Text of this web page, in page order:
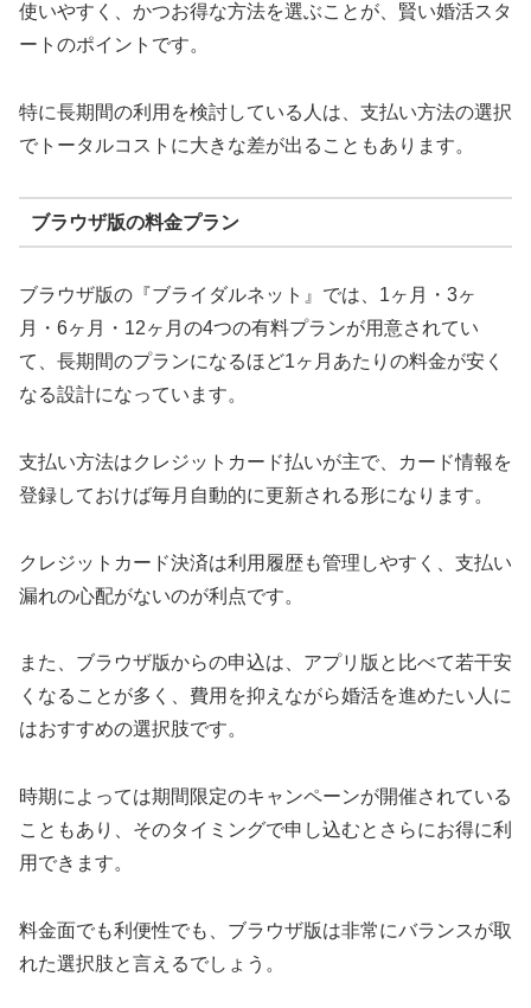
使いやすく、かつお得な方法を選ぶことが、賢い婚活スタ
ートのポイントです。
特に長期間の利用を検討している人は、支払い方法の選択
でトータルコストに大きな差が出ることもあります。
ブラウザ版の料金プラン
ブラウザ版の『ブライダルネット』では、1ヶ月・3ヶ
月・6ヶ月・12ヶ月の4つの有料プランが用意されてい
て、長期間のプランになるほど1ヶ月あたりの料金が安く
なる設計になっています。
支払い方法はクレジットカード払いが主で、カード情報を
登録しておけば毎月自動的に更新される形になります。
クレジットカード決済は利用履歴も管理しやすく、支払い
漏れの心配がないのが利点です。
また、ブラウザ版からの申込は、アプリ版と比べて若干安
くなることが多く、費用を抑えながら婚活を進めたい人に
はおすすめの選択肢です。
時期によっては期間限定のキャンペーンが開催されている
こともあり、そのタイミングで申し込むとさらにお得に利
用できます。
料金面でも利便性でも、ブラウザ版は非常にバランスが取
れた選択肢と言えるでしょう。